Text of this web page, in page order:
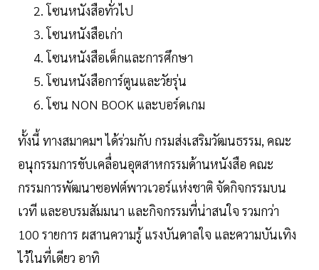
โซนหนังสือทั่วไป
โซนหนังสือเก่า
โซนหนังสือเด็กและการศึกษา
โซนหนังสือการ์ตูนและวัยรุ่น
โซน NON BOOK และบอร์ดเกม
ทั้งนี้ ทางสมาคมฯ ได้ร่วมกับ กรมส่งเสริมวัฒนธรรม, คณะ
อนุกรรมการขับเคลื่อนอุตสาหกรรมด้านหนังสือ คณะ
กรรมการพัฒนาซอฟต์พาวเวอร์แห่งชาติ จัดกิจกรรมบน
เวที และอบรมสัมมนา และกิจกรรมที่น่าสนใจ รวมกว่า
100 รายการ ผสานความรู้ แรงบันดาลใจ และความบันเทิง
ไว้ในที่เดียว อาทิ